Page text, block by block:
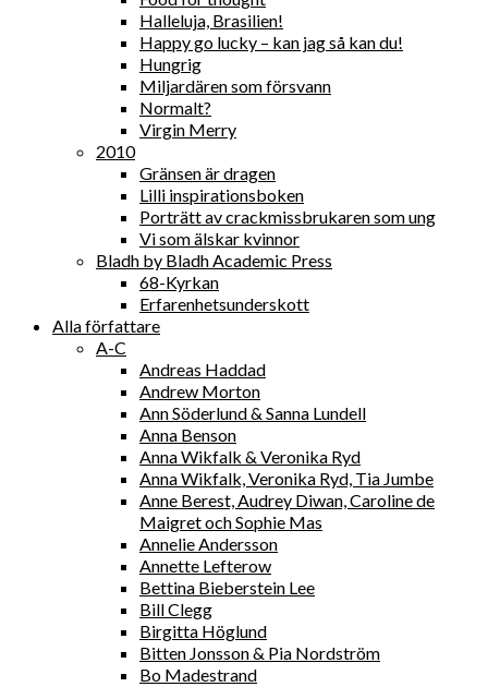
Halleluja, Brasilien!
Happy go lucky – kan jag så kan du!
Hungrig
Miljardären som försvann
Normalt?
Virgin Merry
2010
Gränsen är dragen
Lilli inspirationsboken
Porträtt av crackmissbrukaren som ung
Vi som älskar kvinnor
Bladh by Bladh Academic Press
68-Kyrkan
Erfarenhetsunderskott
Alla författare
A-C
Andreas Haddad
Andrew Morton
Ann Söderlund & Sanna Lundell
Anna Benson
Anna Wikfalk & Veronika Ryd
Anna Wikfalk, Veronika Ryd, Tia Jumbe
Anne Berest, Audrey Diwan, Caroline de
Maigret och Sophie Mas
Annelie Andersson
Annette Lefterow
Bettina Bieberstein Lee
Bill Clegg
Birgitta Höglund
Bitten Jonsson & Pia Nordström
Bo Madestrand